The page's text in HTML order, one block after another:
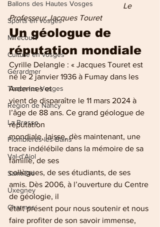
Ballons des Hautes Vosges
Sports en vosges
Mirecourt
Culture en vosges
Gérardmer
Thaon-les-Vosges
Région de Nancy
La Bresse
Plombières-les-Bains
Val-d'Ajol
Saint-Dié
Uxegney
Charmes
                     Le
Professeur Jacques Touret
Un géologue de
réputation mondiale
Cyrille Delangle : « Jacques Touret est
né le 2 janvier 1936 à Fumay dans les
Ardennes et
vient de disparaître le 11 mars 2024 à
l’âge de 88 ans. Ce grand géologue de
réputation
mondiale, laisse, dès maintenant, une
trace indélébile dans la mémoire de sa
famille, de ses
collègues, de ses étudiants, de ses
amis. Dès 2006, à l’ouverture du Centre
de géologie, il
était présent pour nous soutenir et nous
faire profiter de son savoir immense,